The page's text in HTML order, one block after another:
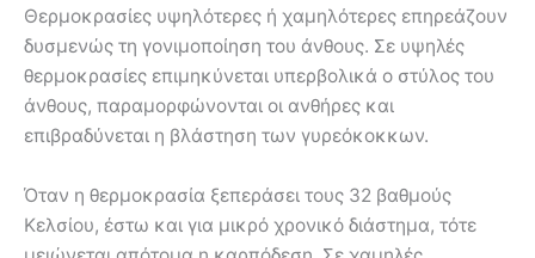
Θερμοκρασίες υψηλότερες ή χαμηλότερες επηρεάζουν
δυσμενώς τη γονιμοποίηση του άνθους. Σε υψηλές
θερμοκρασίες επιμηκύνεται υπερβολικά ο στύλος του
άνθους, παραμορφώνονται οι ανθήρες και
επιβραδύνεται η βλάστηση των γυρεόκοκκων.
Όταν η θερμοκρασία ξεπεράσει τους 32 βαθμούς
Κελσίου, έστω και για μικρό χρονικό διάστημα, τότε